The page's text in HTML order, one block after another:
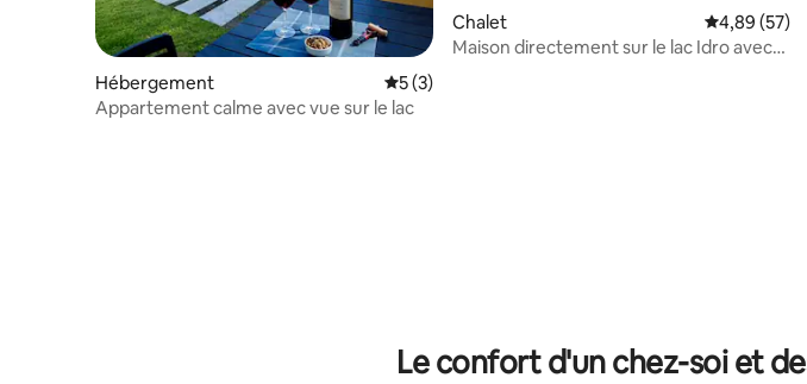
Hébergement Évaluation moyenne sur la base de 3 commentaires
5 (3)
Appartement calme avec vue sur le lac
Chalet Évaluation
4,89 (57)
Maison directement sur le lac Idro avec
Le confort d'un chez-soi et